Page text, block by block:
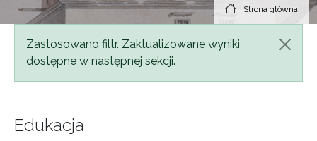
Strona główna
Komunikat
Zastosowano filtr. Zaktualizowane wyniki
dostępne w następnej sekcji.
Edukacja